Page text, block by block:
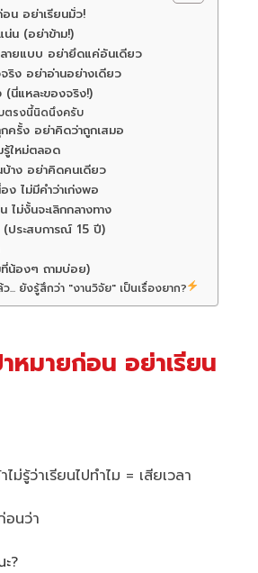
อน อย่าเรียนมั่ว!
น่น (อย่าข้าม!)
ายแบบ อย่ายึดแค่อันเดียว
ริง อย่าอ่านอย่างเดียว
(นี่แหละของจริง!)
ตรงนี้นิดนึงครับ
กครั้ง อย่าคิดว่าถูกเสมอ
รู้ใหม่ตลอด
าง อย่าคิดคนเดียว
ง ไม่มีคำว่าเก่งพอ
ไม่งั้นจะเลิกกลางทาง
ประสบการณ์ 15 ปี)
ที่น้องๆ ถามบ่อย)
... ยังรู้สึกว่า "งานวิจัย" เป็นเรื่องยาก?
หมายก่อน อย่าเรียน
รู้ว่าเรียนไปทำไม = เสียเวลา
อนว่า
?